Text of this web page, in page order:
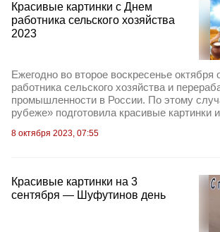
Красивые картинки с Днем
работника сельского хозяйства
2023
Ежегодно во второе воскресенье октября
работника сельского хозяйства и
промышленности в России. По этому
рубеже» подготовила красивые картинки
8 октября 2023, 07:55
Красивые картинки на 3
сентября — Шуфутинов день